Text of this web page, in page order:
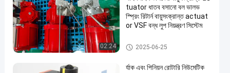
02:24
tuator ধাতব বসানো বল ভালভ
স্প্রিং রিটার্ন বায়ুসংক্রান্ত actuat
or VSF বন্ধ লুপ নিয়ন্ত্রণ সিস্টেম
স্কচ Yoke বায়ুসংক্রান্ত Actuator
2025-06-25
র্যাক এবং পিনিয়ন রোটারি নিউমেটিক